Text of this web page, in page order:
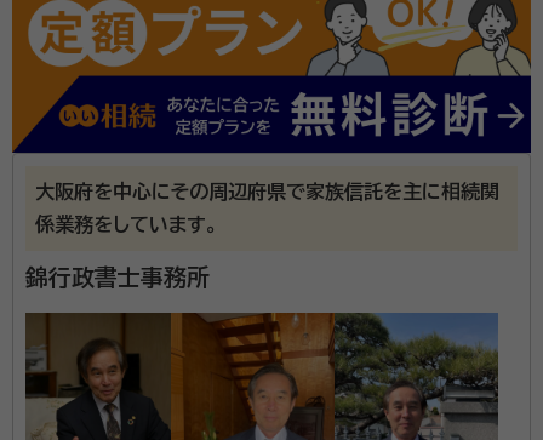
事務所口コミ（抜粋）：
account_circle 満足度 5.0 ご利用時期：2021/8
個人事務所ではなく行政書士法人として、組織化してい
ていくことが可能です。 地域密着で相続手続きに関す
るサポートを包括的にさせて頂きます。 わかりやすく・
親切・丁寧をモットーにご対応させて頂きますので、お
資格等：行政書士
大阪府行政書士会
大阪府を中心にその周辺府県で家族信託を主に相続関
係業務をしています。
錦行政書士事務所